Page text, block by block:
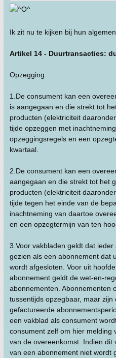
Ik zit nu te kijken bij hun
Artikel 14 - Duurtransacties:
Opzegging:
1.De consument kan een
is aangegaan en die strekt tot
producten (elektriciteit
tijde opzeggen met
opzeggingsregels en een
kwartaal.
2.De consument kan een
aangegaan en die strekt tot het
producten (elektriciteit
tijde tegen het einde van de
inachtneming van daartoe
en een opzegtermijn van ten
3.Voor vakbladen geldt dat
gezien als een abonnement dat
wordt afgesloten. Voor uit
abonnement geldt de wet-en-
abonnementen. Abonnementen
tussentijds opzegbaar, maar
gefactureerde
een vakblad als consument
consument zelf om hier melding
van de overeenkomst. Indien dit
van een abonnement niet wordt